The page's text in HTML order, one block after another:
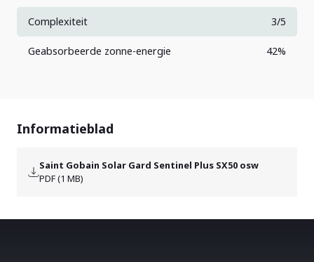
Complexiteit 3/5
Geabsorbeerde zonne-energie 42%
Informatieblad
Saint Gobain Solar Gard Sentinel Plus SX50 osw
PDF (1 MB)